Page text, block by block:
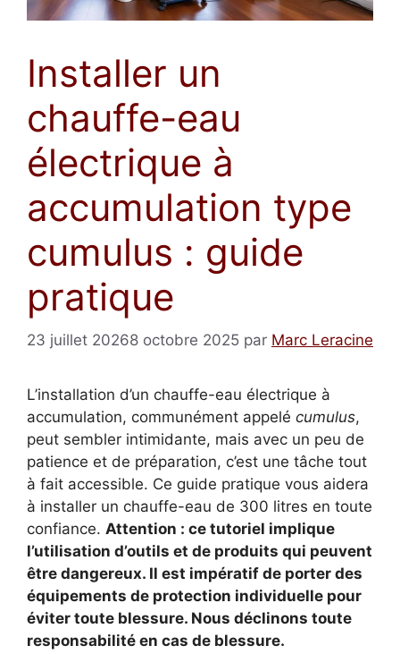
Installer un
chauffe-eau
électrique à
accumulation type
cumulus : guide
pratique
23 juillet 20268 octobre 2025 par Marc Leracine
L’installation d’un chauffe-eau électrique à
accumulation, communément appelé cumulus,
peut sembler intimidante, mais avec un peu de
patience et de préparation, c’est une tâche tout
à fait accessible. Ce guide pratique vous aidera
à installer un chauffe-eau de 300 litres en toute
confiance. Attention : ce tutoriel implique
l’utilisation d’outils et de produits qui peuvent
être dangereux. Il est impératif de porter des
équipements de protection individuelle pour
éviter toute blessure. Nous déclinons toute
responsabilité en cas de blessure.